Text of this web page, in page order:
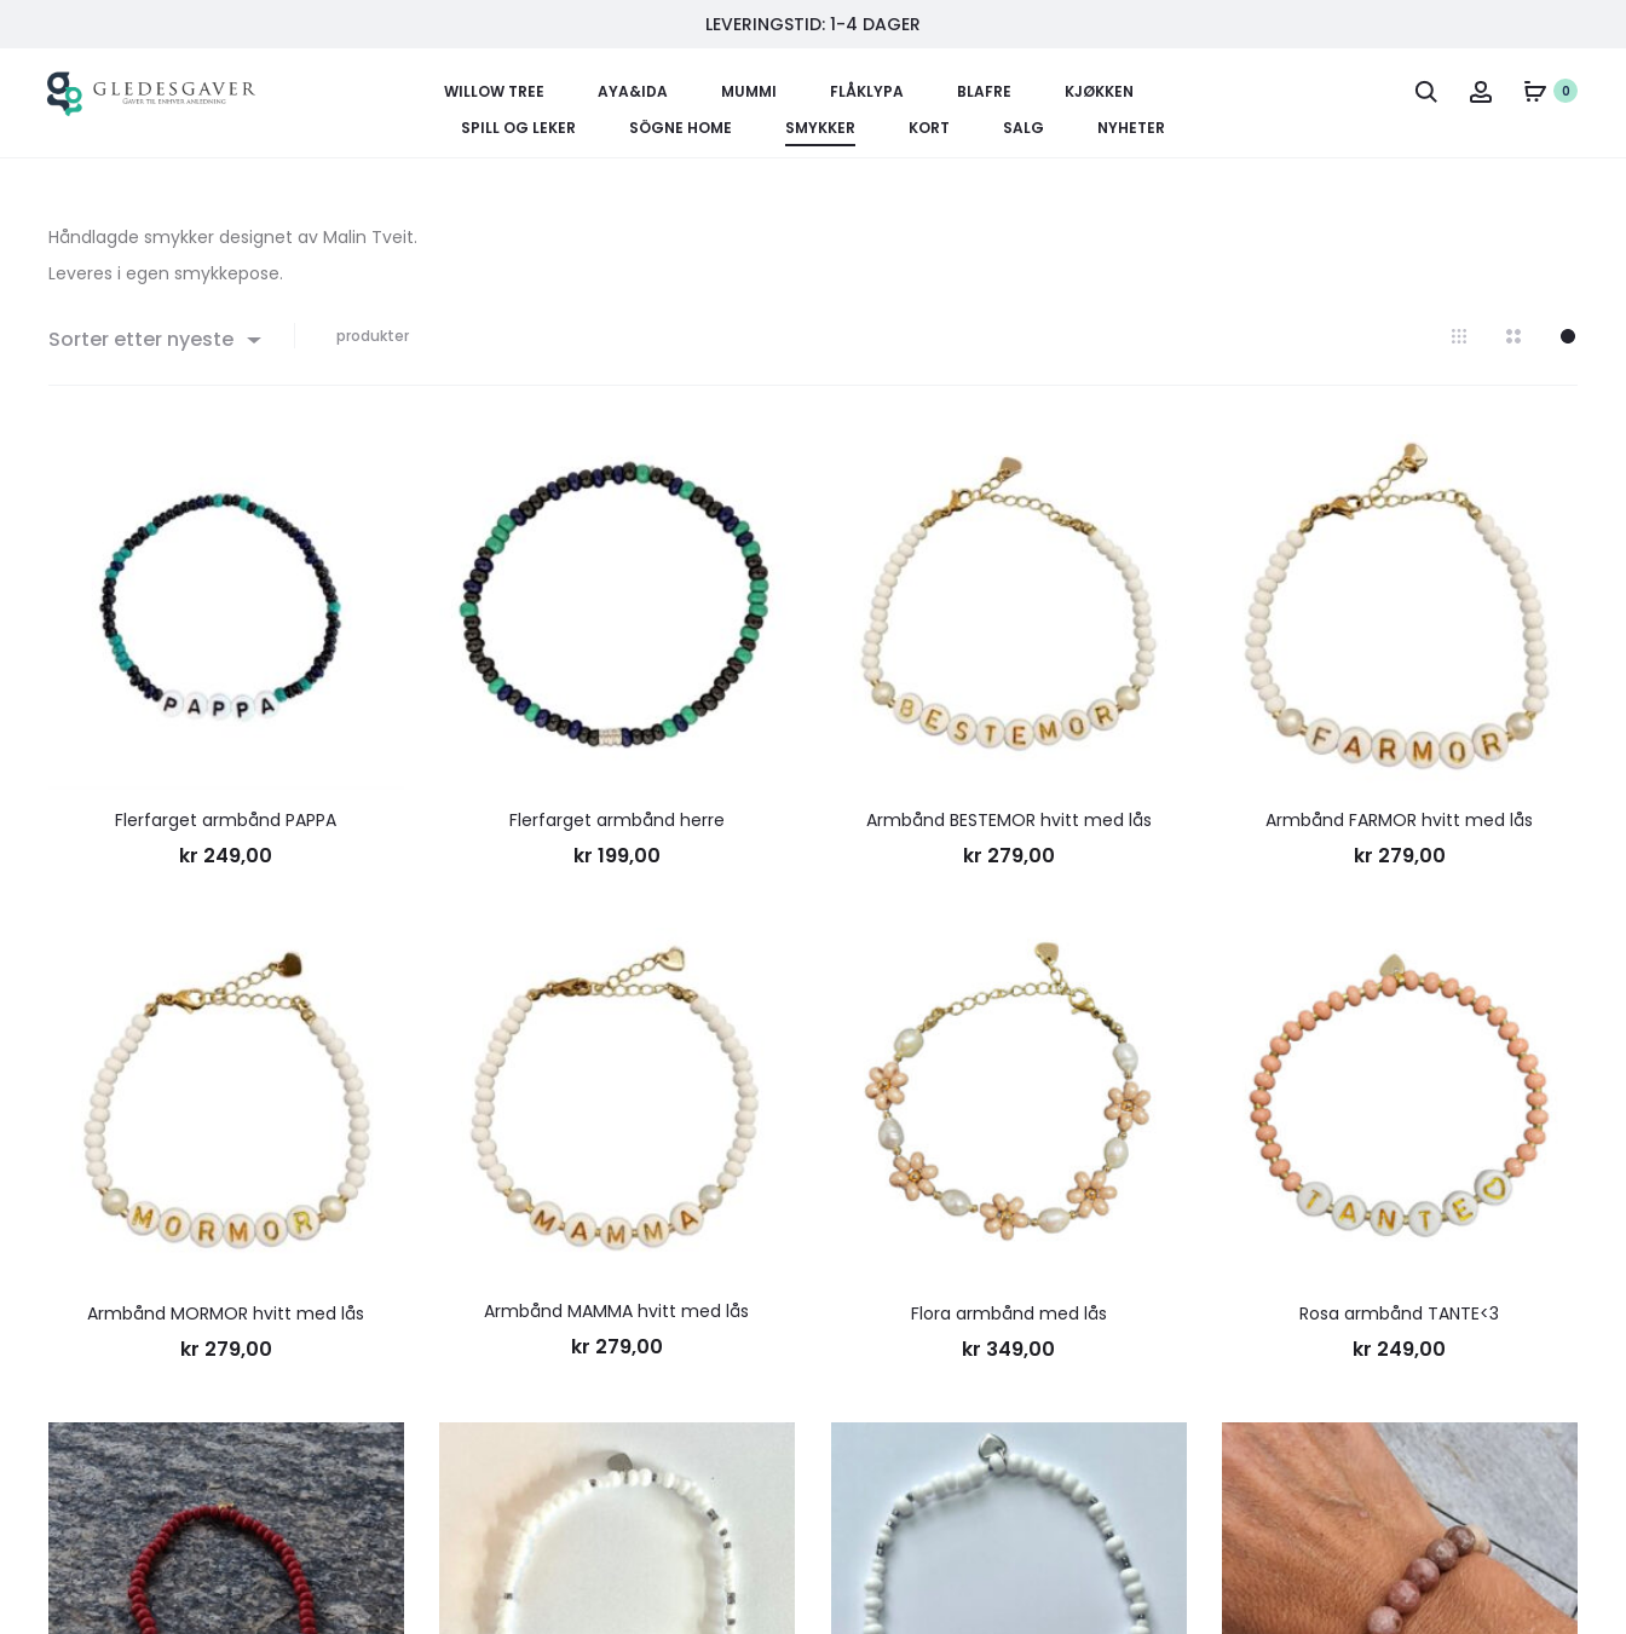
LEVERINGSTID: 1-4 DAGER
WILLOW TREE AYA&IDA MUMMI FLÅKLYPA BLAFRE
KJØKKEN
SPILL OG LEKER
SÖGNE HOME SMYKKER KORT SALG NYHETER
0
Håndlagde smykker designet av Malin Tveit.
Leveres i egen smykkepose.
Sorter etter nyeste produkter
Flerfarget armbånd PAPPA
kr 249,00
ønskeliste
Flerfarget armbånd herre
kr 199,00
Armbånd BESTEMOR hvitt med lås
kr 279,00
Armbånd FARMOR hvitt med lås
kr 279,00
Armbånd MORMOR hvitt med lås
kr 279,00
Armbånd MAMMA hvitt med lås
kr 279,00
Flora armbånd med lås
kr 349,00
Rosa armbånd TANTE<3
kr 249,00
Legg
til
ønskeliste ønskeliste
Legg
til